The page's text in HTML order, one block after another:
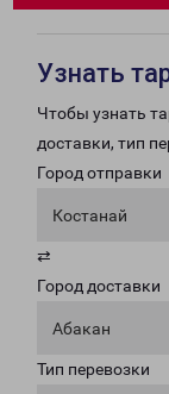
Узнать
Чтобы узнать
доставки, тип
Город отправки
Костанай
⇄
Город доставки
Абакан
Тип перевозки